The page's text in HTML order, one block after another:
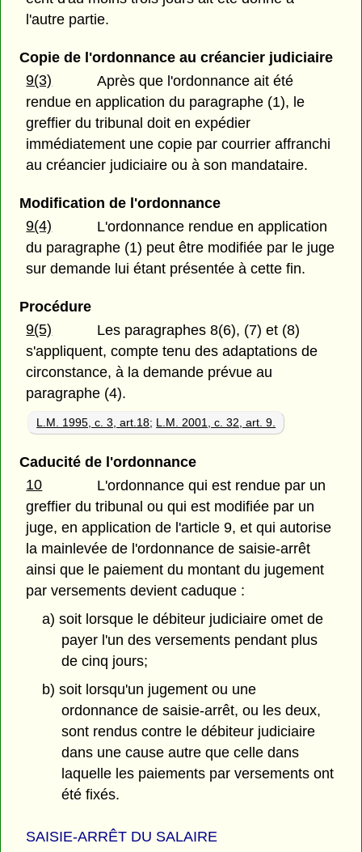
l'autre partie.
Copie de l'ordonnance au créancier judiciaire
9(3)
Après que l'ordonnance ait été
rendue en application du paragraphe (1), le
greffier du tribunal doit en expédier
immédiatement une copie par courrier affranchi
au créancier judiciaire ou à son mandataire.
Modification de l'ordonnance
9(4)
L'ordonnance rendue en application
du paragraphe (1) peut être modifiée par le juge
sur demande lui étant présentée à cette fin.
Procédure
9(5)
Les paragraphes 8(6), (7) et (8)
s'appliquent, compte tenu des adaptations de
circonstance, à la demande prévue au
paragraphe (4).
L.M. 1995, c. 3, art.18; L.M. 2001, c. 32, art. 9.
Caducité de l'ordonnance
10
L'ordonnance qui est rendue par un
greffier du tribunal ou qui est modifiée par un
juge, en application de l'article 9, et qui autorise
la mainlevée de l'ordonnance de saisie-arrêt
ainsi que le paiement du montant du jugement
par versements devient caduque :
a) soit lorsque le débiteur judiciaire omet de
payer l'un des versements pendant plus
de cinq jours;
b) soit lorsqu'un jugement ou une
ordonnance de saisie-arrêt, ou les deux,
sont rendus contre le débiteur judiciaire
dans une cause autre que celle dans
laquelle les paiements par versements ont
été fixés.
SAISIE-ARRÊT DU SALAIRE